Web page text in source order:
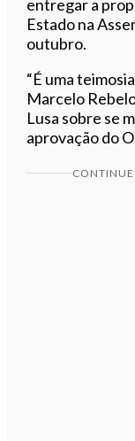
entregar a
Estado na
outubro.
“É uma
Marcelo
Lusa sobre se
aprovação do
CONTINUE